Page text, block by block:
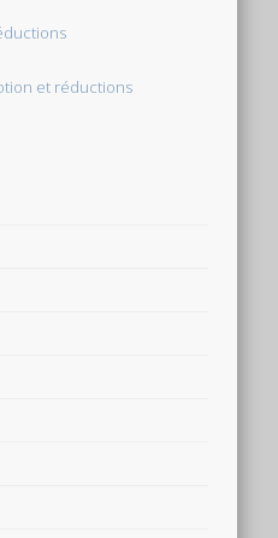
et réductions